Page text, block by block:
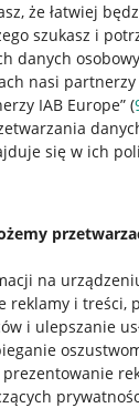
że łatwiej
szukasz i
danych
nasi partnerzy
IAB Europe” (
się w ich
na
reklamy i treści,
i ulepszanie